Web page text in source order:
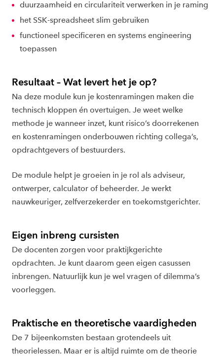
duurzaamheid en circulariteit verwerken in je raming
het SSK-spreadsheet slim gebruiken
functioneel specificeren en systems engineering
toepassen
Resultaat – Wat levert het je op?
Na deze module kun je kostenramingen maken die
technisch kloppen én overtuigen. Je weet welke
methode je wanneer inzet, kunt risico’s doorrekenen
en kostenramingen onderbouwen richting collega’s,
opdrachtgevers of bestuurders.
De module helpt je groeien in je rol als adviseur,
ontwerper, calculator of beheerder. Je werkt
nauwkeuriger, zelfverzekerder en toekomstgerichter.
Eigen inbreng cursisten
De docenten zorgen voor praktijkgerichte
opdrachten. Je kunt daarom geen eigen casussen
inbrengen. Natuurlijk kun je wel vragen of dilemma’s
voorleggen.
Praktische en theoretische vaardigheden
De 7 bijeenkomsten bestaan grotendeels uit
theorielessen. Maar er is altijd ruimte om de theorie